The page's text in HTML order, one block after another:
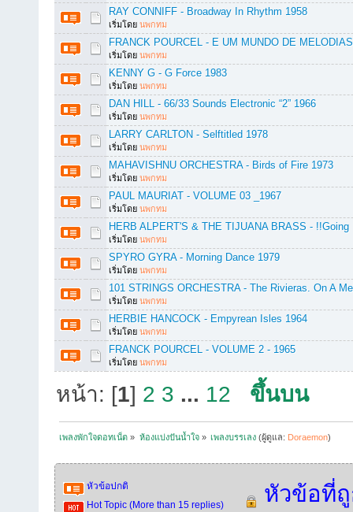
RAY CONNIFF - Broadway In Rhythm 1958
เริ่มโดย นพกทม
FRANCK POURCEL - E UM MUNDO DE
เริ่มโดย นพกทม
KENNY G - G Force 1983
เริ่มโดย นพกทม
DAN HILL - 66/33 Sounds Electronic “2” 1966
เริ่มโดย นพกทม
LARRY CARLTON - Selftitled 1978
เริ่มโดย นพกทม
MAHAVISHNU ORCHESTRA - Birds of Fire 1973
เริ่มโดย นพกทม
PAUL MAURIAT - VOLUME 03 _1967
เริ่มโดย นพกทม
HERB ALPERT'S & THE TIJUANA BRASS -
เริ่มโดย นพกทม
SPYRO GYRA - Morning Dance 1979
เริ่มโดย นพกทม
101 STRINGS ORCHESTRA - The Rivieras. On A
เริ่มโดย นพกทม
HERBIE HANCOCK - Empyrean Isles 1964
เริ่มโดย นพกทม
FRANCK POURCEL - VOLUME 2 - 1965
เริ่มโดย นพกทม
หน้า: [1] 2 3 ... 12 ขึ้นบน
เพลงพักใจดอทเน็ต » ห้องแบ่งปันน้ำใจ» เพลงบรรเลง (ผู้ดูแล: Doraemon)
หัวข้อปกติ
Hot Topic (More than 15 replies)
หัวข้อที่